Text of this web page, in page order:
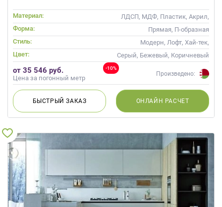
Материал:
ЛДСП, МДФ, Пластик, Акрил,
Alvic / УФ лак, Стекло
Форма:
Прямая, П-образная
Стиль:
Модерн, Лофт, Хай-тек,
Современные
Цвет: Серый, Бежевый, Коричневый
-10%
от 35 546 руб.
Цена за погонный метр
Произведено:
БЫСТРЫЙЗАКАЗ ОНЛАЙН РАСЧЕТ